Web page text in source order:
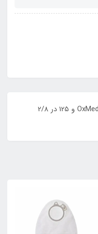
کمربند استومی اکسمد OxMed-Zensetiv و 125 در 2/8